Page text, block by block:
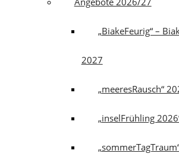
„BiakeFeurig“ –
2027
„meeresRausch“
„inselFrühling